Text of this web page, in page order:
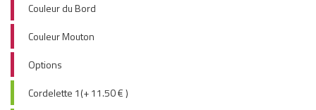
Couleur du Bord
Couleur Mouton
Options
Cordelette 1(+ 11.50 € )